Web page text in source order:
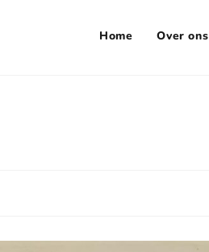
Home Over ons